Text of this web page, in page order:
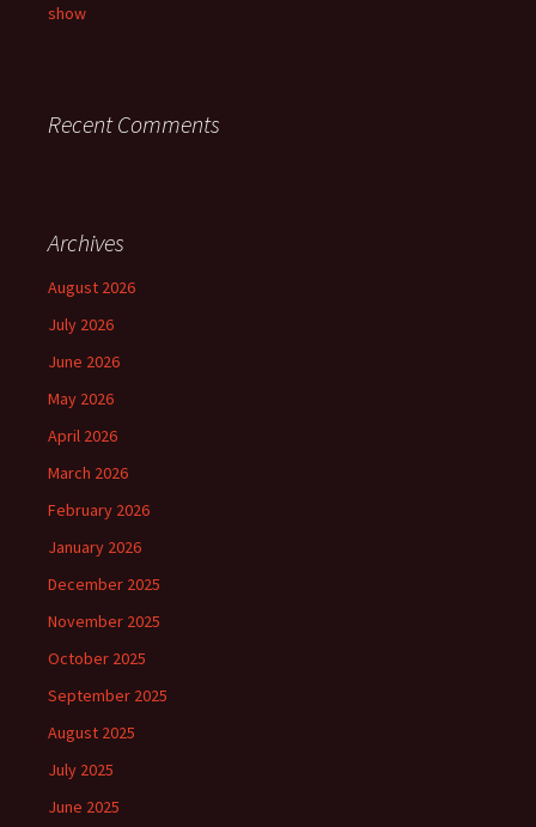
show
Recent Comments
Archives
August 2026
July 2026
June 2026
May 2026
April 2026
March 2026
February 2026
January 2026
December 2025
November 2025
October 2025
September 2025
August 2025
July 2025
June 2025